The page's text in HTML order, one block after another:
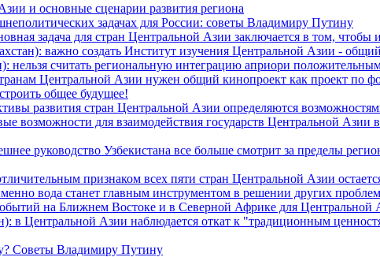
и основные сценарии развития региона
задачах для России: советы Владимиру Путину
задача для стран Центральной Азии заключается в том, чтобы
важно создать Институт изучения Центральной Азии -
нельзя считать региональную интеграцию априори
Центральной Азии нужен общий кинопроект как проект по
общее будущее!
развития стран Центральной Азии определяются
возможности для взаимодействия государств Центральной
руководство Узбекистана все больше смотрит за пределы
признаком всех пяти стран Центральной Азии
вода станет главным инструментом в решении других
на Ближнем Востоке и в Северной Африке для
в Центральной Азии наблюдается откат к "традиционным
Советы Владимиру Путину